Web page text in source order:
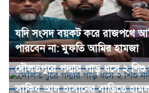
যদি সংসদ বয়কট করে রাজপথে
পারবেন না: মুফতি আমির হামজা
দৌলতপুরে পদ্মার পাড় ধসে ২ শিশু
সাকিব আল হাসানের বাড়িতে